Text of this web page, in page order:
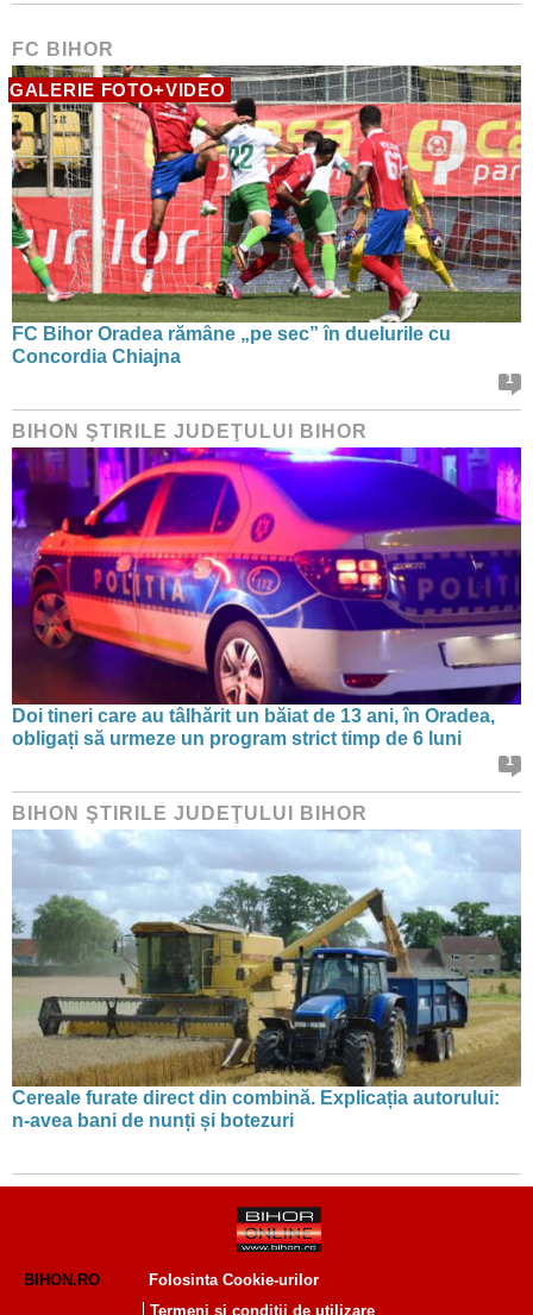
FC BIHOR
GALERIE FOTO+VIDEO
FC Bihor Oradea rămâne „pe sec” în duelurile cu
Concordia Chiajna
1
BIHON ŞTIRILE JUDEŢULUI BIHOR
Doi tineri care au tâlhărit un băiat de 13 ani, în Oradea,
obligați să urmeze un program strict timp de 6 luni
1
BIHON ŞTIRILE JUDEŢULUI BIHOR
Cereale furate direct din combină. Explicația autorului:
n-avea bani de nunți și botezuri
BIHON.RO
Folosinta Cookie-urilor
Termeni si conditii de utilizare